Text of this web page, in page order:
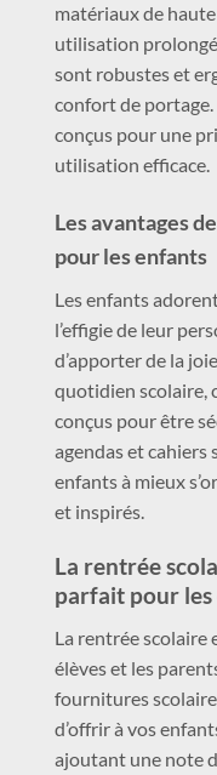
matériaux de
utilisation
sont robustes et
confort de portage.
conçus pour une
utilisation efficace.
Les avantages
pour les enfants
Les enfants
l’effigie de leur
d’apporter de la
quotidien scolaire,
conçus pour être
agendas et cahiers
enfants à mieux
et inspirés.
La rentrée
parfait pour les
La rentrée scolaire
élèves et les
fournitures
d’offrir à vos
ajoutant une note